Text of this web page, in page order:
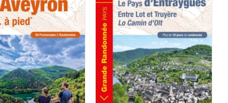
AU PANIER
/
DÉTAILS
ACHETER LE PRODUIT
/
DÉTAILS